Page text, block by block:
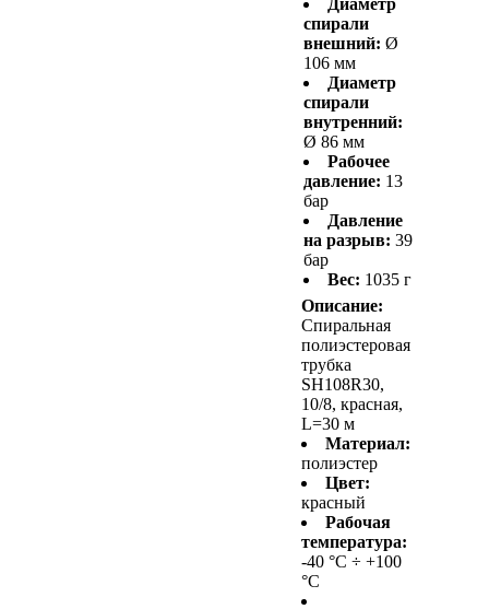
спирали
внешний: Ø
106 мм
Диаметр
спирали
внутренний:
Ø 86 мм
Рабочее
давление: 13
бар
Давление
на разрыв: 39
бар
Вес: 1035 г
Описание:
Спиральная
полиэстеровая
трубка
SH108R30,
10/8, красная,
L=30 м
Материал:
полиэстер
Цвет:
красный
Рабочая
температура:
-40 °С ÷ +100
°С